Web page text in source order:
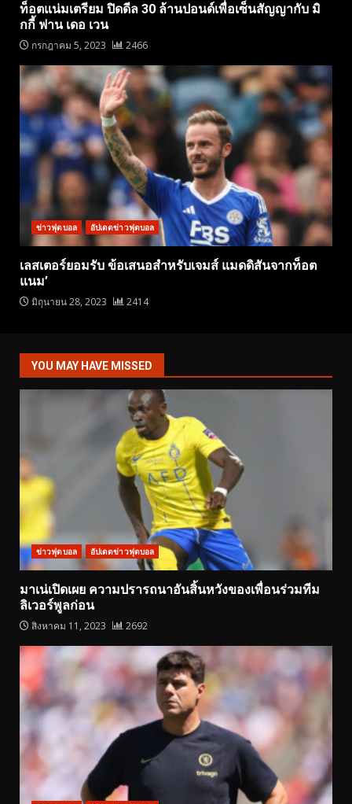
ท็อตแน่มเตรียม ปิดดีล 30 ล้านปอนด์เพื่อเซ็นสัญญากับ มิ
กกี้ ฟาน เดอ เวน
กรกฎาคม 5, 2023 2466
ข่าวฟุตบอล อัปเดตข่าวฟุตบอล
เลสเตอร์ยอมรับ ข้อเสนอสำหรับเจมส์ แมดดิสันจากท็อต
แนม’
มิถุนายน 28, 2023 2414
YOU MAY HAVE MISSED
ข่าวฟุตบอล อัปเดตข่าวฟุตบอล
มาเน่เปิดเผย ความปรารถนาอันสิ้นหวังของเพื่อนร่วมทีม
ลิเวอร์พูลก่อน
สิงหาคม 11, 2023 2692